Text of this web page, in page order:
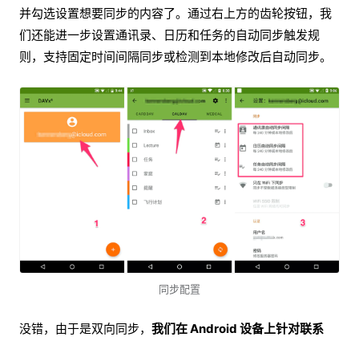
并勾选设置想要同步的内容了。通过右上方的齿轮按钮，我
们还能进一步设置通讯录、日历和任务的自动同步触发规
则，支持固定时间间隔同步或检测到本地修改后自动同步。
同步配置
没错，由于是双向同步， 我们在 Android 设备上针对联系